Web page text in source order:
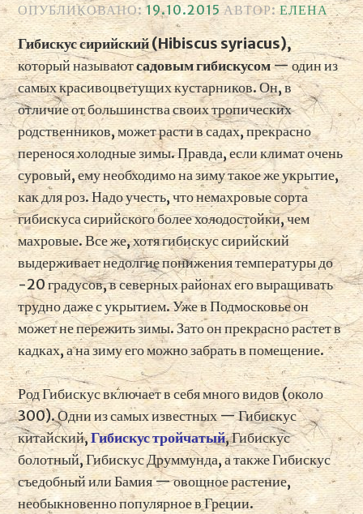
ОПУБЛИКОВАНО:19.10.2015АВТОР:ЕЛЕНА
Гибискус сирийский (Hibiscus syriacus),
который называютсадовым гибискусом— один из
самых красивоцветущих кустарников. Он, в
отличие от большинства своих тропических
родственников, может расти в садах, прекрасно
перенося холодные зимы.Правда, если климат очень
суровый, ему необходимо на зиму такое же укрытие,
как для роз. Надо учесть, что немахровые сорта
гибискуса сирийского более холодостойки, чем
махровые. Все же, хотя гибискус сирийский
выдерживает недолгие понижения температуры до
-20 градусов, в северных районах его выращивать
трудно даже с укрытием. Уже в Подмосковье он
может не пережить зимы. Зато он прекрасно растет в
кадках, а на зиму его можно забрать в помещение.
Род Гибискус включает в себя много видов (около
300). Одни из самых известных — Гибискус
китайский,Гибискус тройчатый, Гибискус
болотный, Гибискус Друммунда, а также Гибискус
съедобный или Бамия — овощное растение,
необыкновенно популярное в Греции.